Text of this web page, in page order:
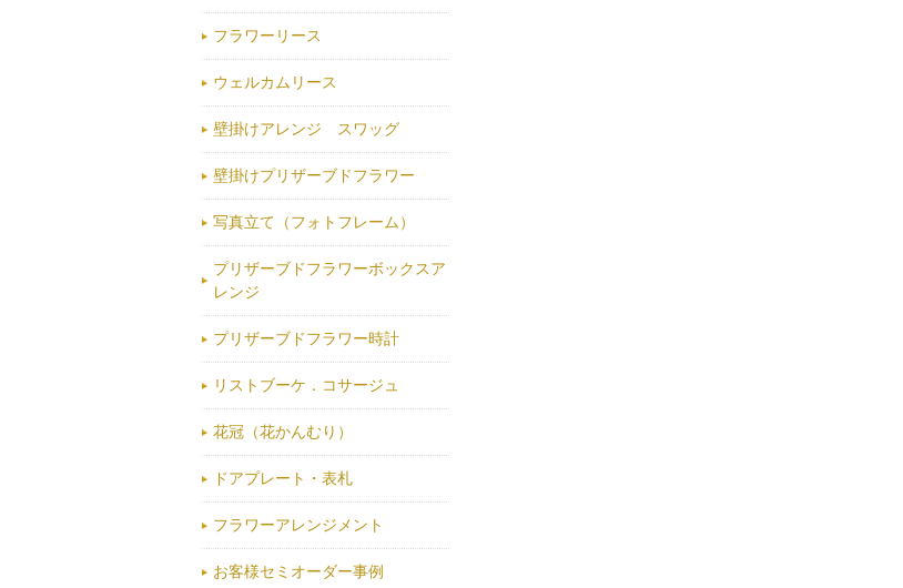
フラワーリース
ウェルカムリース
壁掛けアレンジ スワッグ
壁掛けプリザーブドフラワー
写真立て（フォトフレーム）
プリザーブドフラワーボックスア
レンジ
プリザーブドフラワー時計
リストブーケ．コサージュ
花冠（花かんむり）
ドアプレート・表札
フラワーアレンジメント
お客様セミオーダー事例